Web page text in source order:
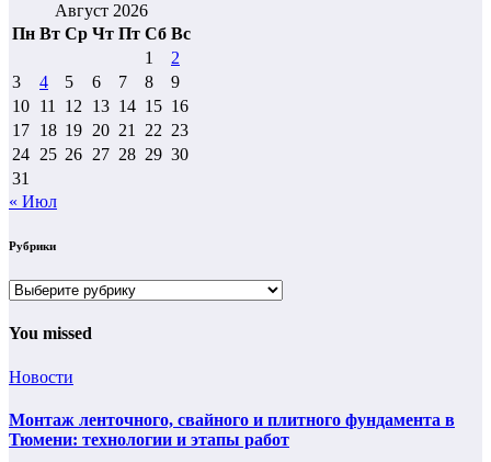
Август 2026
Пн Вт Ср Чт Пт Сб Вс
1
2
3
4 5 6 7 8
9
10 11 12 13 14 15 16
17 18 19 20 21 22 23
24 25 26 27 28 29 30
31
« Июл
Рубрики
Рубрики
You missed
Новости
Монтаж ленточного, свайного и плитного фундамента в
Тюмени: технологии и этапы работ